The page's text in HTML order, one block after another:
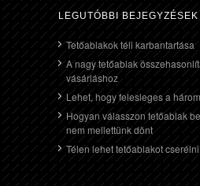
LEGUTÓBBI BEJEGYZÉSEK
Tetőablakok téli karbantartása
A nagy tetőablak
vásárláshoz
Lehet, hogy felesleges a
Hogyan válasszon tetőablak
nem mellettünk dönt
Télen lehet tetőablakot